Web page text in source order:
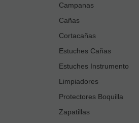
Campanas
Cañas
Cortacañas
Estuches Cañas
Estuches Instrumento
Limpiadores
Protectores Boquilla
Zapatillas